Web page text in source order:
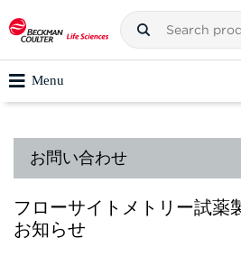
Menu
お問い合わせ
フローサイトメトリー試薬
お知らせ